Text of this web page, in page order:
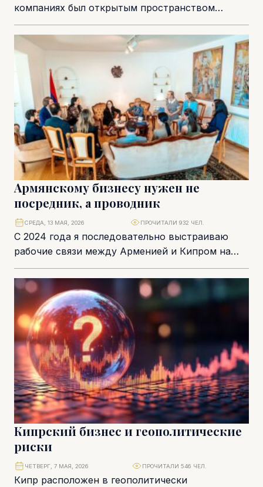
компаниях был открытым пространством
экспериментов – пилотные проекты, тестовые
внедрения, осторожный интерес. Сегодня
ситуация радикально...
Армянскому бизнесу нужен не
посредник, а проводник
С 2024 года я последовательно выстраиваю
рабочие связи между Арменией и Кипром на
уровне общественных организаций, деловых
интересов, личных встреч...
СРЕДА, 13 МАЯ, 2026 ПРОЧИТАЛИ 932 ЧЕЛ.
Кипрский бизнес и геополитические
риски
Кипр расположен в геополитически
ЧЕТВЕРГ, 7 МАЯ, 2026 ПРОЧИТАЛИ 546 ЧЕЛ.